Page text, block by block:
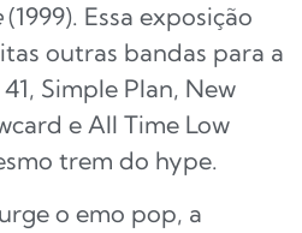
(1999). Essa exposição
outras bandas para a
Simple Plan, New
e All Time Low
trem do hype.
o emo pop, a